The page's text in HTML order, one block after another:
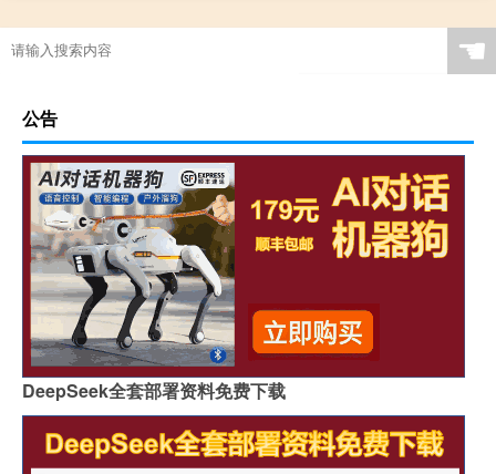
☚
公告
DeepSeek全套部署资料免费下载